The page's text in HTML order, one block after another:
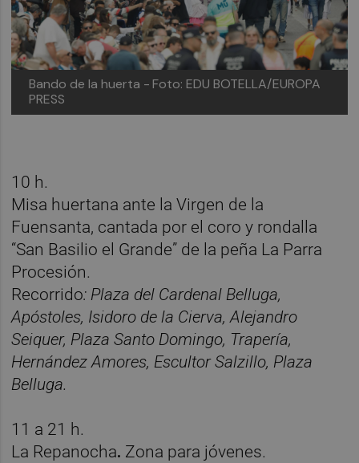
Bando de la huerta - Foto: EDU BOTELLA/EUROPA
PRESS
10 h.
Misa huertana ante la Virgen de la
Fuensanta, cantada por el coro y rondalla
“San Basilio el Grande” de la peña La Parra
Procesión.
Recorrido: Plaza del Cardenal Belluga,
Apóstoles, Isidoro de la Cierva, Alejandro
Seiquer, Plaza Santo Domingo, Trapería,
Hernández Amores, Escultor Salzillo, Plaza
Belluga.
11 a 21 h.
La Repanocha. Zona para jóvenes.